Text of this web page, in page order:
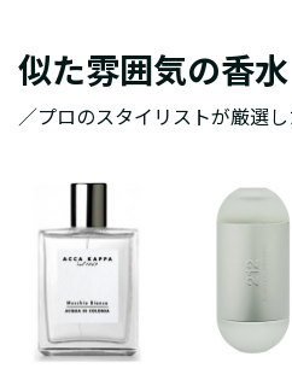
似た雰囲気の香水
／プロのスタイリストが厳選